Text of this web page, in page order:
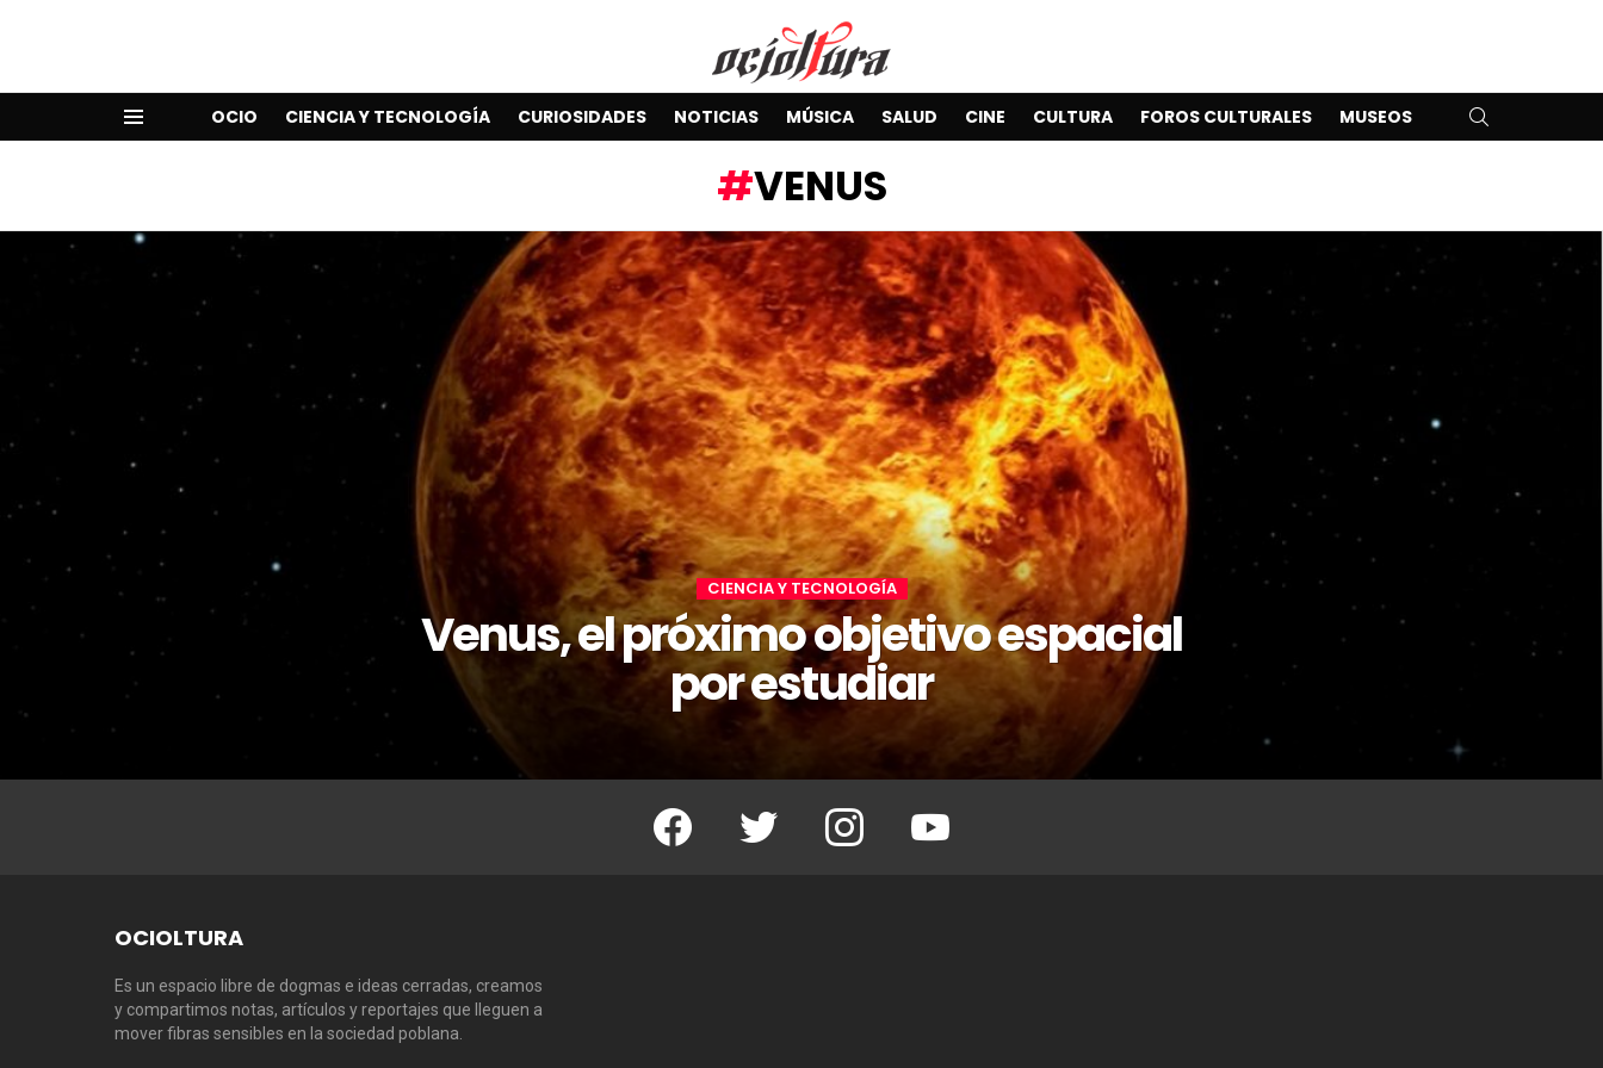
OCIO CIENCIA Y TECNOLOGÍA CURIOSIDADES NOTICIAS MÚSICA SALUD CINE CULTURA FOROS CULTURALES MUSEOS
VENUS
CIENCIA Y TECNOLOGÍA
Venus, el próximo objetivo espacial
por estudiar
Facebook Twitter Instagram Youtube
OCIOLTURA
Es un espacio libre de dogmas e ideas cerradas, creamos
y compartimos notas, artículos y reportajes que lleguen a
mover fibras sensibles en la sociedad poblana.